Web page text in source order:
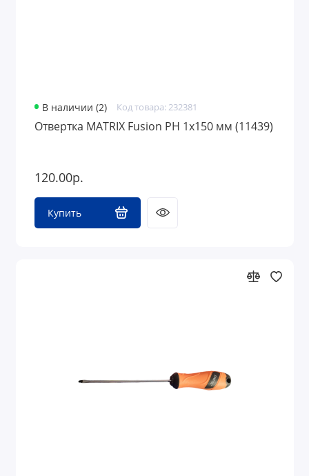
В наличии (2) Код товара: 232381
Отвертка MATRIX Fusion PH 1x150 мм (11439)
120.00р.
Купить